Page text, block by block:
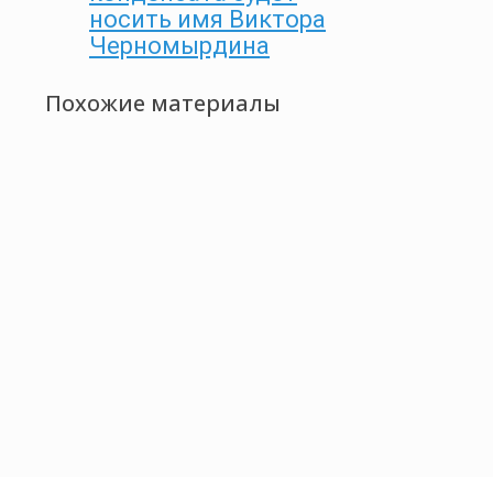
носить имя Виктора
Черномырдина
Похожие материалы